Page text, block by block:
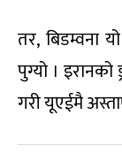
तर, बिडम्वना
पुग्यो ।
गरी यूएईमै